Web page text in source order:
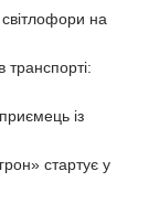
на
транспорті:
із
стартує у